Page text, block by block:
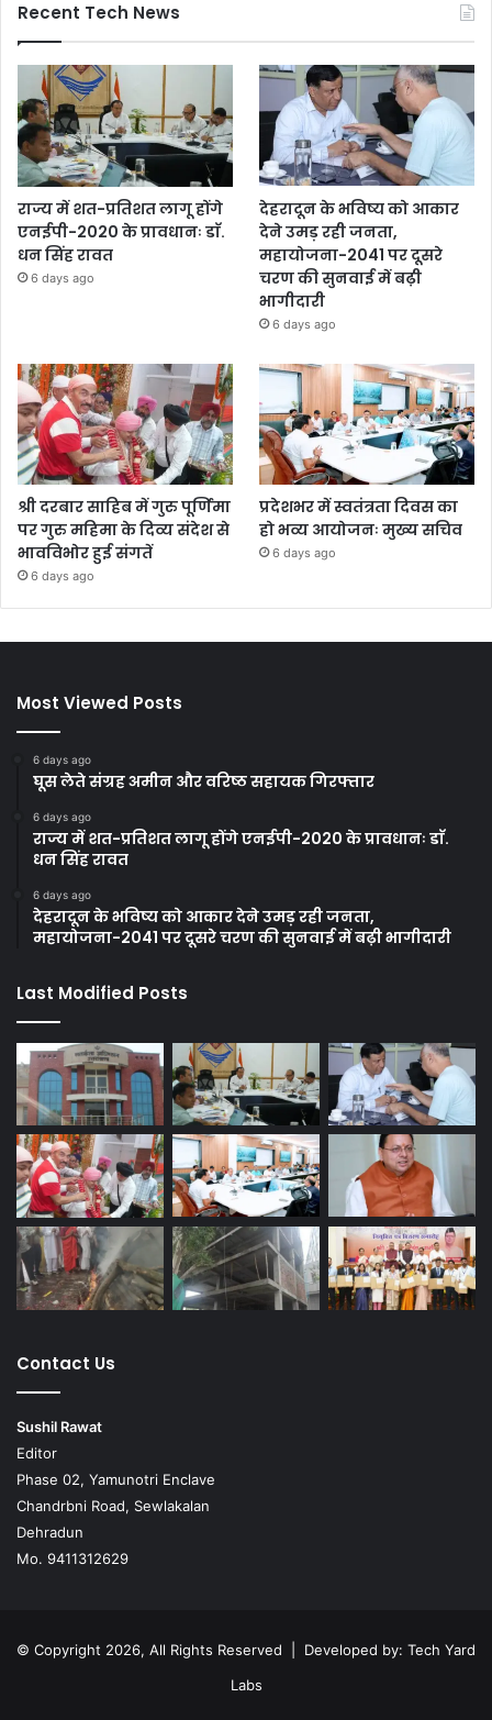
Recent Tech News
राज्य में शत-प्रतिशत लागू होंगे
एनईपी-2020 के प्रावधानः डाॅ.
धन सिंह रावत
6 days ago
देहरादून के भविष्य को आकार
देने उमड़ रही जनता,
महायोजना-2041 पर दूसरे
चरण की सुनवाई में बढ़ी
भागीदारी
6 days ago
श्री दरबार साहिब में गुरु पूर्णिमा
पर गुरु महिमा के दिव्य संदेश से
भावविभोर हुई संगतें
6 days ago
प्रदेशभर में स्वतंत्रता दिवस का
हो भव्य आयोजनः मुख्य सचिव
6 days ago
Most Viewed Posts
6 days ago
घूस लेते संग्रह अमीन और वरिष्ठ सहायक गिरफ्तार
6 days ago
राज्य में शत-प्रतिशत लागू होंगे एनईपी-2020 के प्रावधानः डाॅ.
धन सिंह रावत
6 days ago
देहरादून के भविष्य को आकार देने उमड़ रही जनता,
महायोजना-2041 पर दूसरे चरण की सुनवाई में बढ़ी भागीदारी
Last Modified Posts
Contact Us
Sushil Rawat
Editor
Phase 02, Yamunotri Enclave
Chandrbni Road, Sewlakalan
Dehradun
Mo. 9411312629
© Copyright 2026, All Rights Reserved | Developed by: Tech Yard
Labs